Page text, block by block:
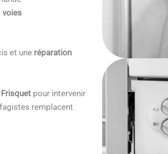
voies
et une réparation
pour intervenir
remplacent